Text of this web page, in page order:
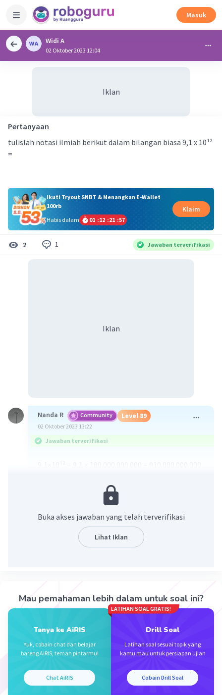
Masuk
Widi A
02 Oktober 2023 12:04
Iklan
Pertanyaan
tulislah notasi ilmiah berikut dalam bilangan biasa 9,1 x 10¹²
=
Ikuti Tryout SNBT & Menangkan E-Wallet
100rb
Habis dalam
01 :12 :21 :57
Klaim
2 1 Jawaban terverifikasi
Iklan
Nanda R Community Level 89
02 Oktober 2023 13:22
Jawaban terverifikasi
Buka akses jawaban yang telah terverifikasi
Lihat Iklan
Mau pemahaman lebih dalam untuk soal ini?
Tanya ke AiRIS
Yuk, cobain chat dan belajar
bareng AiRIS, teman pintarmu!
Chat AiRIS
LATIHAN SOAL GRATIS!
Drill Soal
Latihan soal sesuai topik yang
kamu mau untuk persiapan ujian
Cobain Drill Soal